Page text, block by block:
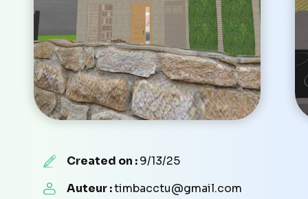
Created on :9/13/25
Auteur :timbacctu@gmail.com